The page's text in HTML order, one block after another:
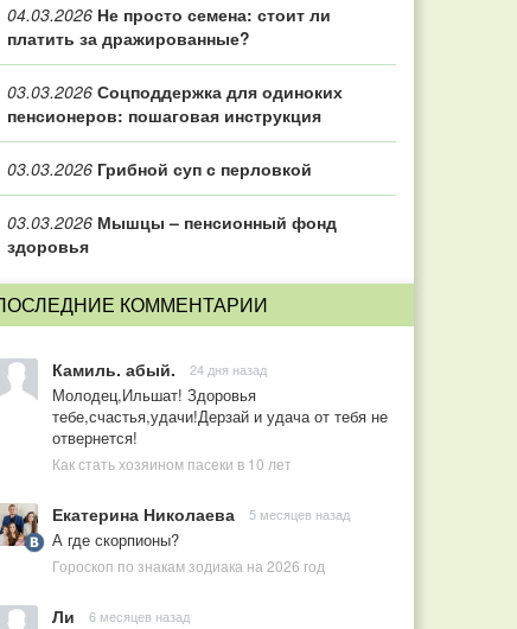
04.03.2026 Не просто семена: стоит ли
платить за дражированные?
03.03.2026 Соцподдержка для одиноких
пенсионеров: пошаговая инструкция
03.03.2026 Грибной суп с перловкой
03.03.2026 Мышцы – пенсионный фонд
здоровья
КОММЕНТАРИИ
Камиль. абый. 24 дня назад
Молодец,Ильшат! Здоровья
тебе,счастья,удачи!Дерзай и удача от тебя не
отвернется!
Как стать хозяином пасеки в 10 лет
Екатерина Николаева 5 месяцев назад
А где скорпионы?
Гороскоп по знакам зодиака на 2026 год
Ли 6 месяцев назад